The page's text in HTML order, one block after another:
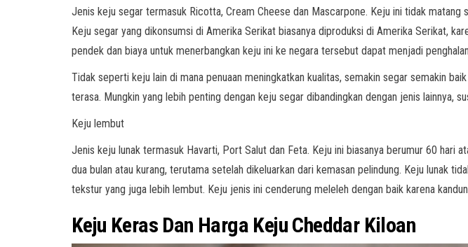
Jenis keju segar termasuk Ricotta, Cream Cheese dan Mascarpone. Keju ini tidak
Keju segar yang dikonsumsi di Amerika Serikat biasanya diproduksi di Amerika Serikat,
pendek dan biaya untuk menerbangkan keju ini ke negara tersebut dapat menjadi
Tidak seperti keju lain di mana penuaan meningkatkan kualitas, semakin segar semakin
terasa. Mungkin yang lebih penting dengan keju segar dibandingkan dengan jenis lainnya,
Keju lembut
Jenis keju lunak termasuk Havarti, Port Salut dan Feta. Keju ini biasanya berumur 60 hari
dua bulan atau kurang, terutama setelah dikeluarkan dari kemasan pelindung. Keju lunak
tekstur yang juga lebih lembut. Keju jenis ini cenderung meleleh dengan baik karena
Keju Keras Dan Harga Keju Cheddar Kiloan